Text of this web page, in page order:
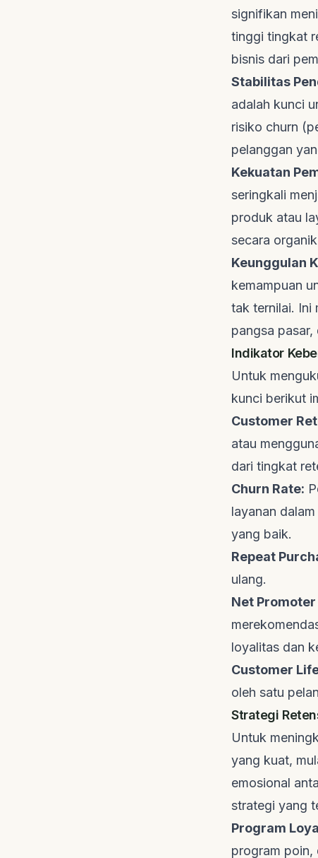
signifikan
tinggi tingkat
bisnis dari
Stabilitas
adalah kunci
risiko churn
pelanggan
Kekuatan
seringkali
produk atau
secara
Keunggulan
kemampuan
tak ternilai. Ini
pangsa
Indikator
Untuk
kunci berikut
Customer
atau
dari tingkat
Churn Rate:
layanan
yang baik.
Repeat
ulang.
Net Promoter
loyalitas dan
Customer
oleh satu
Strategi
Untuk
yang kuat,
emosional
strategi yang
Program
program poin,